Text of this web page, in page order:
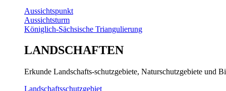
Aussichtspunkt
Aussichtsturm
Königlich-Sächsische Triangulierung
LANDSCHAFTEN
Erkunde Landschafts-schutzgebiete, Naturschutzgebiete und
Landschaftsschutzgebiet